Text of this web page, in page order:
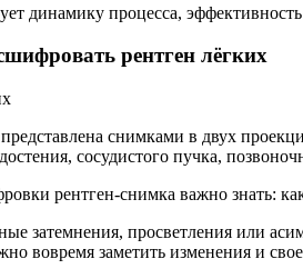
динамику процесса,
рентген лёгких
снимками в двух
сосудистого пучка,
рентген-снимка важно знать:
затемнения, просветления или
вовремя заметить изменения и